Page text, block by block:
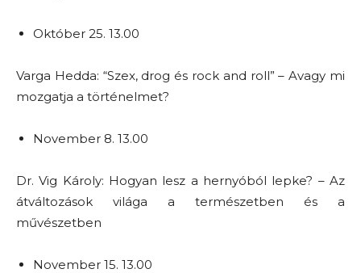
Október 25. 13.00
Varga Hedda: “Szex, drog és rock and roll” – Avagy mi
mozgatja a történelmet?
November 8. 13.00
Dr. Vig Károly: Hogyan lesz a hernyóból lepke? – Az
átváltozások világa a természetben és a
művészetben
November 15. 13.00